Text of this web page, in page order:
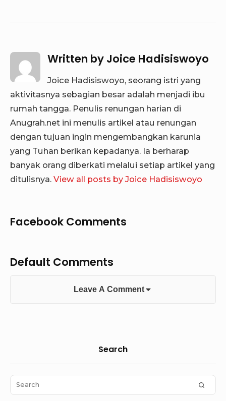
Written by Joice Hadisiswoyo
Joice Hadisiswoyo, seorang istri yang
aktivitasnya sebagian besar adalah menjadi ibu
rumah tangga. Penulis renungan harian di
Anugrah.net ini menulis artikel atau renungan
dengan tujuan ingin mengembangkan karunia
yang Tuhan berikan kepadanya. Ia berharap
banyak orang diberkati melalui setiap artikel yang
ditulisnya. View all posts by Joice Hadisiswoyo
Facebook Comments
Default Comments
Leave A Comment
Area
Search
Search
for: